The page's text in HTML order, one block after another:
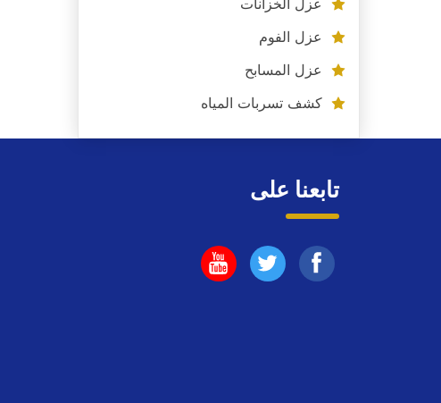
عزل الخزانات
عزل الفوم
عزل المسابح
كشف تسربات المياه
تابعنا على
تابعنا تابعنا تابعنا